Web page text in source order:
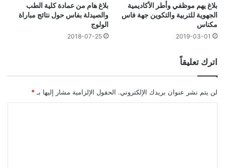
بلاغ يهم موظفي وأطر الأكاديمية
الجهوية للتربية والتكوين جهة فاس
مكناس
2019-03-01
بلاغ هام من عمادة كلية الطب
والصيدلة بفاس حول نتائج مباراة
الولوج
2018-07-25
اترك تعليقاً
لن يتم نشر عنوان بريدك الإلكتروني. الحقول الإلزامية مشار إليها بـ *